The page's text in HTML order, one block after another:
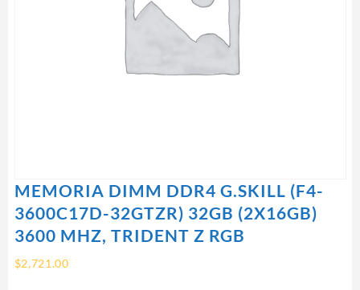
MEMORIA DIMM DDR4 G.SKILL (F4-
3600C17D-32GTZR) 32GB (2X16GB)
3600 MHZ, TRIDENT Z RGB
$2,721.00